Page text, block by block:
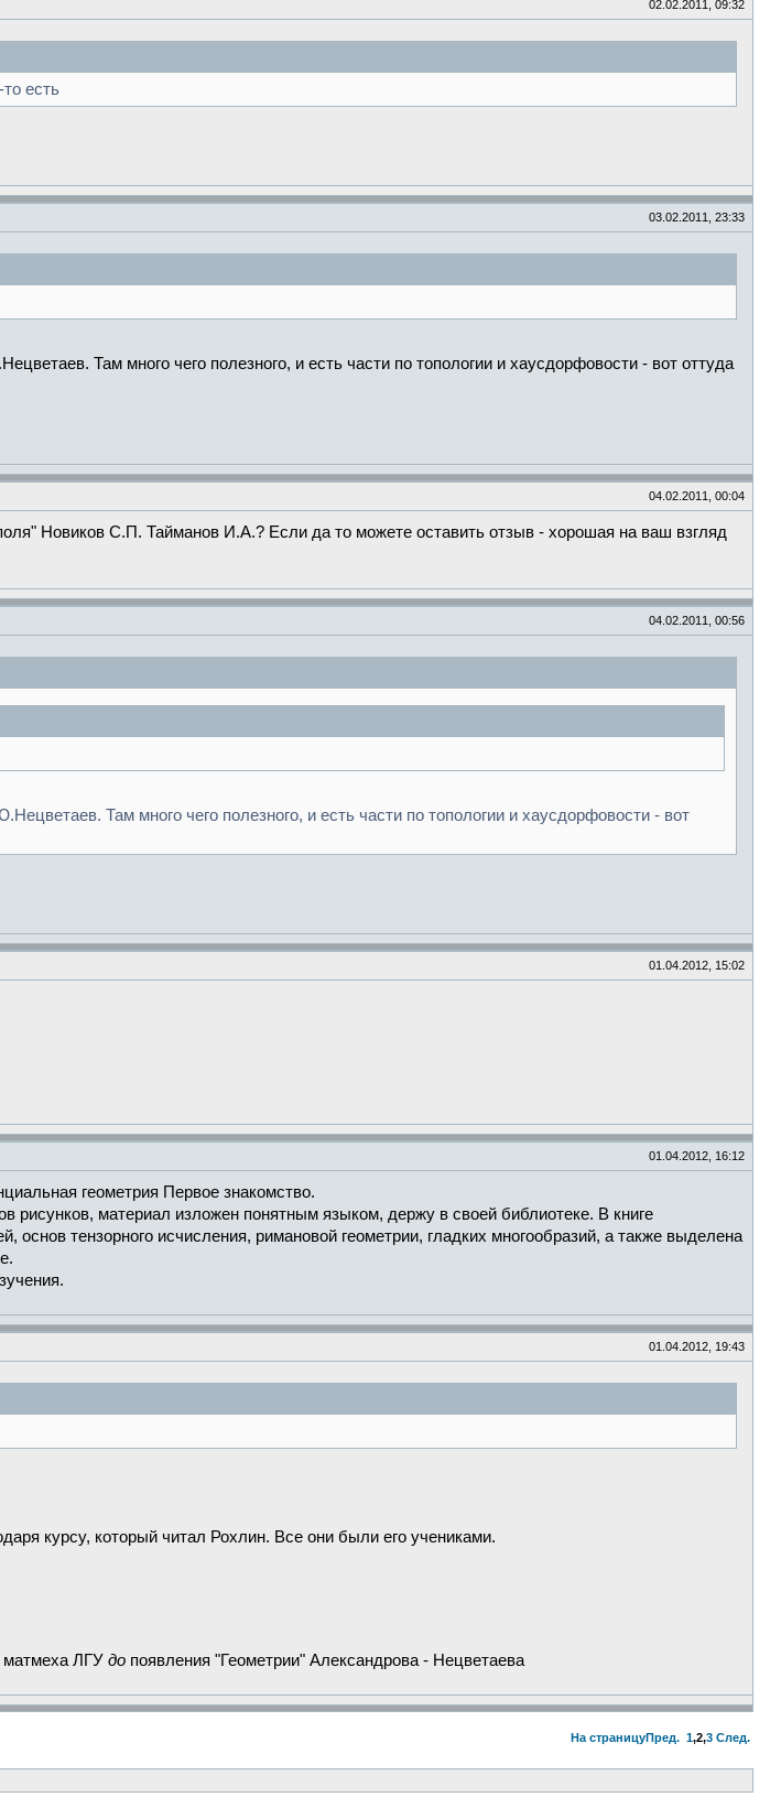
02.02.2011, 09:32
есть
03.02.2011, 23:33
Там много чего полезного, и есть части по топологии и хаусдорфовости - вот оттуда
04.02.2011, 00:04
Новиков С.П. Тайманов И.А.? Если да то можете оставить отзыв - хорошая на ваш взгляд
04.02.2011, 00:56
Там много чего полезного, и есть части по топологии и хаусдорфовости - вот
01.04.2012, 15:02
01.04.2012, 16:12
геометрия Первое знакомство.
рисунков, материал изложен понятным языком, держу в своей библиотеке. В книге
основ тензорного исчисления, римановой геометрии, гладких многообразий, а также выделена
01.04.2012, 19:43
курсу, который читал Рохлин. Все они были его учениками.
матмеха ЛГУ до появления "Геометрии" Александрова - Нецветаева
На страницуПред. 1,2,3 След.